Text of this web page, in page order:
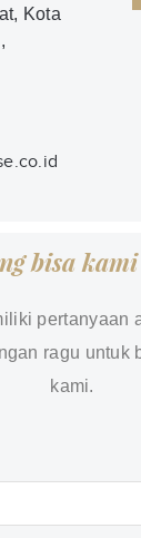
Kota
bisa
pertanyaan
ragu untuk
kami.